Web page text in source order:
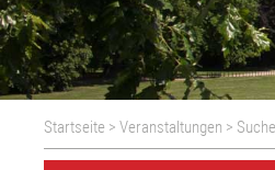
Startseite >Veranstaltungen > Suche